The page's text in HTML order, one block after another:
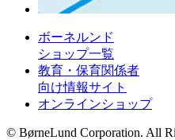
ボーネルンド
ショップ一覧
教育・保育関係者
向け情報サイト
オンラインショップ
© BørneLund Corporation. All